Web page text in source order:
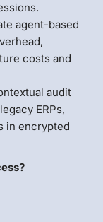
agent-based
costs and
audit
ERPs,
in encrypted